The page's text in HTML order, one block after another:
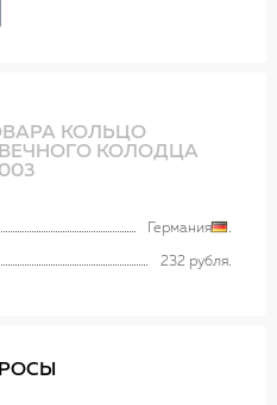
КОЛЬЦО
КОЛОДЦА
Германия
232 рубля